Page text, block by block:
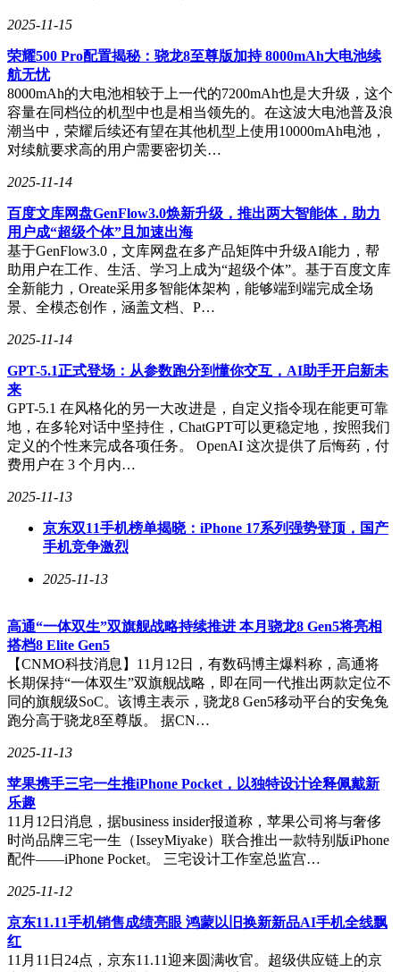
域都能受益。未来，小米将继续致力于AI大模型领域的研究
2025-11-15
荣耀500 Pro配置揭秘：骁龙8至尊版加持 8000mAh大电池续
航无忧
8000mAh的大电池相较于上一代的7200mAh也是大升级，这个
容量在同档位的机型中也是相当领先的。在这波大电池普及浪
潮当中，荣耀后续还有望在其他机型上使用10000mAh电池，
对续航要求高的用户需要密切关…
2025-11-14
百度文库网盘GenFlow3.0焕新升级，推出两大智能体，助力
用户成“超级个体”且加速出海
基于GenFlow3.0，文库网盘在多产品矩阵中升级AI能力，帮
助用户在工作、生活、学习上成为“超级个体”。基于百度文库
全新能力，Oreate采用多智能体架构，能够端到端完成全场
景、全模态创作，涵盖文档、P…
2025-11-14
GPT-5.1正式登场：从参数跑分到懂你交互，AI助手开启新未
来
GPT-5.1 在风格化的另一大改进是，自定义指令现在能更可靠
地，在多轮对话中坚持住，ChatGPT可以更稳定地，按照我们
定义的个性来完成各项任务。 OpenAI 这次提供了后悔药，付
费用户在 3 个月内…
2025-11-13
京东双11手机榜单揭晓：iPhone 17系列强势登顶，国产
手机竞争激烈
2025-11-13
高通“一体双生”双旗舰战略持续推进 本月骁龙8 Gen5将亮相
搭档8 Elite Gen5
【CNMO科技消息】11月12日，有数码博主爆料称，高通将
长期保持“一体双生”双旗舰战略，即在同一代推出两款定位不
同的旗舰级SoC。该博主表示，骁龙8 Gen5移动平台的安兔兔
跑分高于骁龙8至尊版。 据CN…
2025-11-13
苹果携手三宅一生推iPhone Pocket，以独特设计诠释佩戴新
乐趣
11月12日消息，据business insider报道称，苹果公司将与奢侈
时尚品牌三宅一生（IsseyMiyake）联合推出一款特别版iPhone
配件——iPhone Pocket。 三宅设计工作室总监宫…
2025-11-12
京东11.11手机销售成绩亮眼 鸿蒙以旧换新新品AI手机全线飘
红
11月11日24点，京东11.11迎来圆满收官。超级供应链上的京